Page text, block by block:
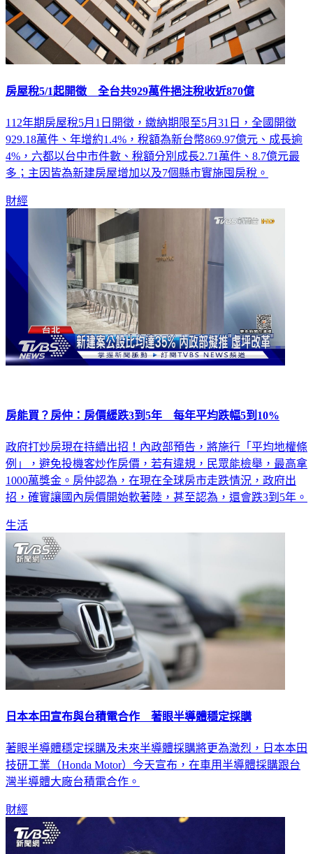
房屋稅5/1起開徵 全台共929萬件挹注稅收近870億
112年期房屋稅5月1日開徵，繳納期限至5月31日，全國開徵
929.18萬件、年增約1.4%，稅額為新台幣869.97億元、成長逾
4%，六都以台中市件數、稅額分別成長2.71萬件、8.7億元最
多；主因皆為新建房屋增加以及7個縣市實施囤房稅。
財經
房能買？房仲：房價緩跌3到5年 每年平均跌幅5到10%
政府打炒房現在持續出招！內政部預告，將施行「平均地權條
例」，避免投機客炒作房價，若有違規，民眾能檢舉，最高拿
1000萬獎金。房仲認為，在現在全球房市走跌情況，政府出
招，確實讓國內房價開始軟著陸，甚至認為，還會跌3到5年。
生活
日本本田宣布與台積電合作 著眼半導體穩定採購
著眼半導體穩定採購及未來半導體採購將更為激烈，日本本田
技研工業（Honda Motor）今天宣布，在車用半導體採購跟台
灣半導體大廠台積電合作。
財經